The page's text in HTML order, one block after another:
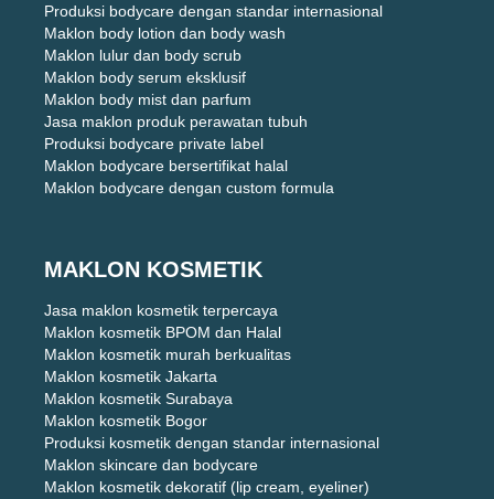
Produksi bodycare dengan standar internasional
Maklon body lotion dan body wash
Maklon lulur dan body scrub
Maklon body serum eksklusif
Maklon body mist dan parfum
Jasa maklon produk perawatan tubuh
Produksi bodycare private label
Maklon bodycare bersertifikat halal
Maklon bodycare dengan custom formula
MAKLON KOSMETIK
Jasa maklon kosmetik terpercaya
Maklon kosmetik BPOM dan Halal
Maklon kosmetik murah berkualitas
Maklon kosmetik Jakarta
Maklon kosmetik Surabaya
Maklon kosmetik Bogor
Produksi kosmetik dengan standar internasional
Maklon skincare dan bodycare
Maklon kosmetik dekoratif (lip cream, eyeliner)